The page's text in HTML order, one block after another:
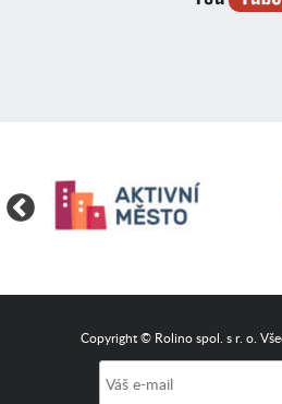
Copyright © Rolino spol. s r. o.